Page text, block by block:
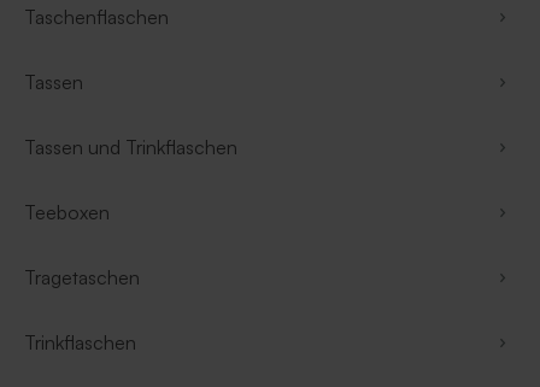
Taschenflaschen
Tassen
Tassen und Trinkflaschen
Teeboxen
Tragetaschen
Trinkflaschen